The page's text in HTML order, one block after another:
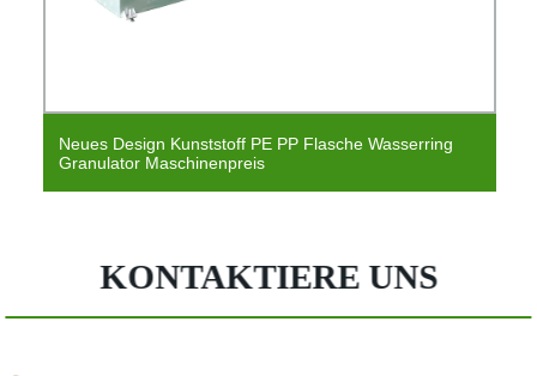
Neues Design Kunststoff PE PP Flasche Wasserring
Granulator Maschinenpreis
KONTAKTIERE UNS